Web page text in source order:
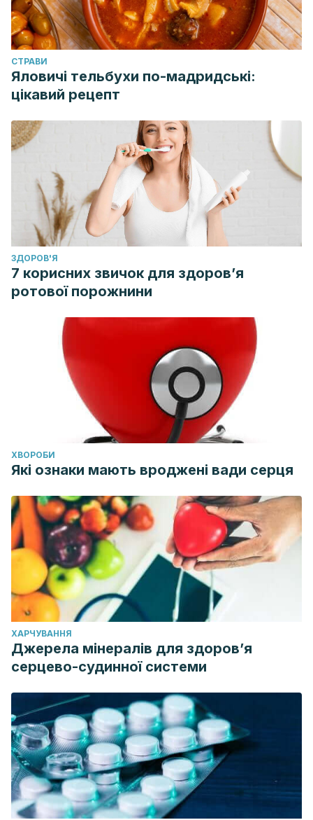
CТРАВИ
Яловичі тельбухи по-мадридські:
цікавий рецепт
ЗДОРОВ'Я
7 корисних звичок для здоров’я
ротової порожнини
ХВОРОБИ
Які ознаки мають вроджені вади серця
ХАРЧУВАННЯ
Джерела мінералів для здоров’я
серцево-судинної системи